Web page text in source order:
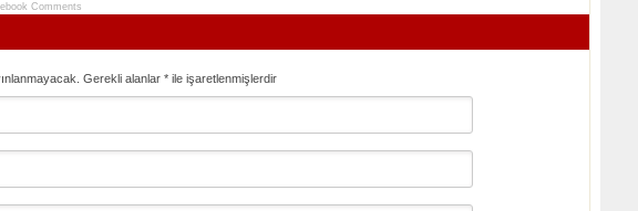
Comments
Gerekli alanlar * ile işaretlenmişlerdir